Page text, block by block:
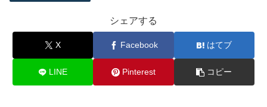
シェアする
X Facebook はてブ
LINE Pinterest コピー